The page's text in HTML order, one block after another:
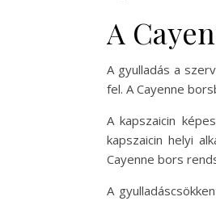
A
A gyulladás a
fel. A Cayenne
A kapszaicin
kapszaicin helyi
Cayenne bors
A